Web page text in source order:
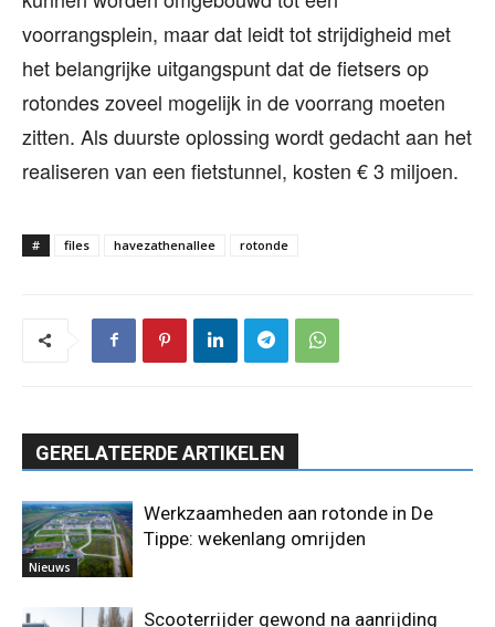
voorrangsplein, maar dat leidt tot strijdigheid met
het belangrijke uitgangspunt dat de fietsers op
rotondes zoveel mogelijk in de voorrang moeten
zitten. Als duurste oplossing wordt gedacht aan het
realiseren van een fietstunnel, kosten € 3 miljoen.
# files havezathenallee rotonde
GERELATEERDE ARTIKELEN
Nieuws
Werkzaamheden aan rotonde in De
Tippe: wekenlang omrijden
Scooterrijder gewond na aanrijding